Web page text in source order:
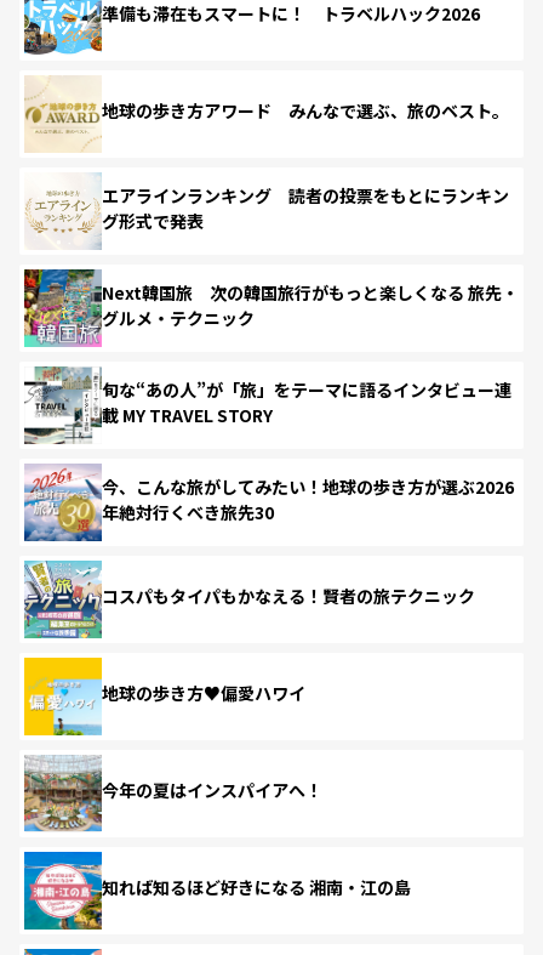
準備も滞在もスマートに！ トラベルハック2026
地球の歩き方アワード みんなで選ぶ、旅のベスト。
エアラインランキング 読者の投票をもとにランキン
グ形式で発表
Next韓国旅 次の韓国旅行がもっと楽しくなる 旅先・
グルメ・テクニック
旬な“あの人”が「旅」をテーマに語るインタビュー連
載 MY TRAVEL STORY
今、こんな旅がしてみたい！地球の歩き方が選ぶ2026
年絶対行くべき旅先30
コスパもタイパもかなえる！賢者の旅テクニック
地球の歩き方♥偏愛ハワイ
今年の夏はインスパイアへ！
知れば知るほど好きになる 湘南・江の島